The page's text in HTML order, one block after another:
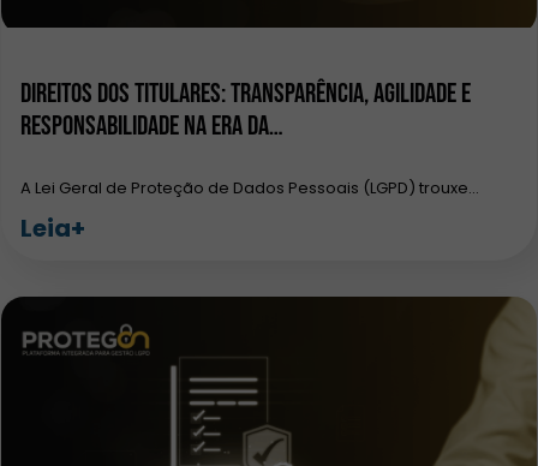
Direitos dos Titulares: Transparência, Agilidade e
Responsabilidade na Era da…
A Lei Geral de Proteção de Dados Pessoais (LGPD) trouxe…
Leia+